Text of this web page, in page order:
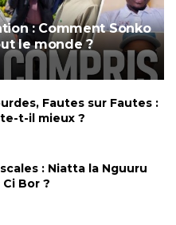
: Comment Sonko
le monde ?
Fautes sur Fautes :
t-il mieux ?
: Niatta la Nguuru
Bor ?